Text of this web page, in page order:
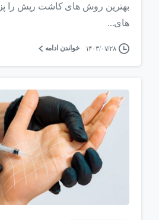
بهترین روش های کاشت ریش را
های...
۱۴۰۳/۰۷/۲۸ خواندن ادامه